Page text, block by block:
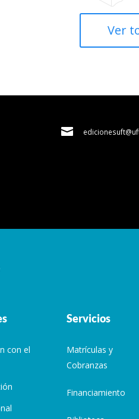
Ver

con el
Servicios
Matrículas y
Cobranzas
Financiamiento